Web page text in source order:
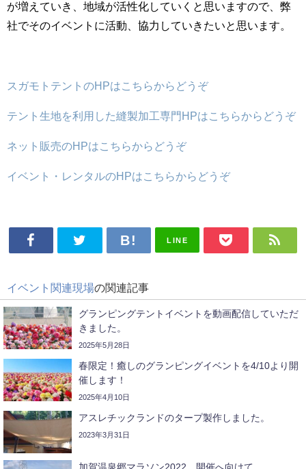
が増えていき、地域が活性化していくと思いますので、弊
社でそのイベントに活動、協力していきたいと思います。
スガモトテントのHPはこちらからどうぞ
テント生地を利用した縫製加工専門HPはこちらからどうぞ
ネット販売のHPはこちらからどうぞ
イベント・レンタルのHPはこちらからどうぞ
LINE
イベント関連現場の関連記事
グランピングテントイベントを動画配信していただ
きました。
2025年5月28日
春限定！癒しのグランピングイベントを4/10より開
催します！
2025年4月10日
アスレチックランドのタープ製作しました。
2023年3月31日
加賀温泉郷マラソン2022 開催へ向けて